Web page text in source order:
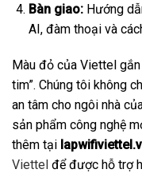
Bàn giao:Hướng
AI, đàm thoại và
Màu đỏ của Viettel
tim”. Chúng tôi không
an tâm cho ngôi nhà
sản phẩm công nghệ
thêm tại
Viettel để được hỗ trợ